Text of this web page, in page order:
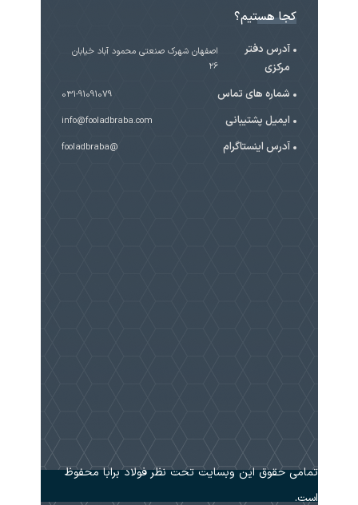
کجا هستیم؟
آدرس دفتر
مرکزی
اصفهان شهرک صنعتی محمود آباد خیابان
۲۶
شماره های تماس 031-91091079
ایمیل پشتیبانی info@fooladbraba.com
آدرس اینستاگرام @fooladbraba
تمامی حقوق این وبسایت تحت نظر فولاد برابا محفوظ
است.